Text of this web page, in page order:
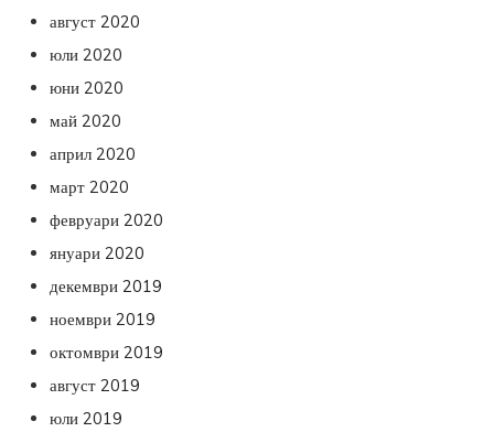
август 2020
юли 2020
юни 2020
май 2020
април 2020
март 2020
февруари 2020
януари 2020
декември 2019
ноември 2019
октомври 2019
август 2019
юли 2019